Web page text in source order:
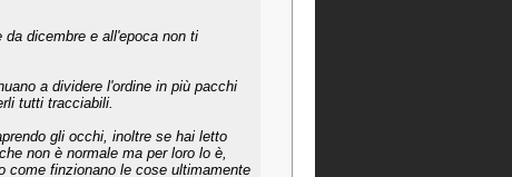
dicembre e all'epoca non ti
a dividere l'ordine in più pacchi
tutti tracciabili.
gli occhi, inoltre se hai letto
non è normale ma per loro lo è,
come finzionano le cose ultimamente